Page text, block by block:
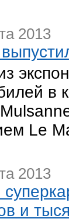
2013
в
Le
2013
и